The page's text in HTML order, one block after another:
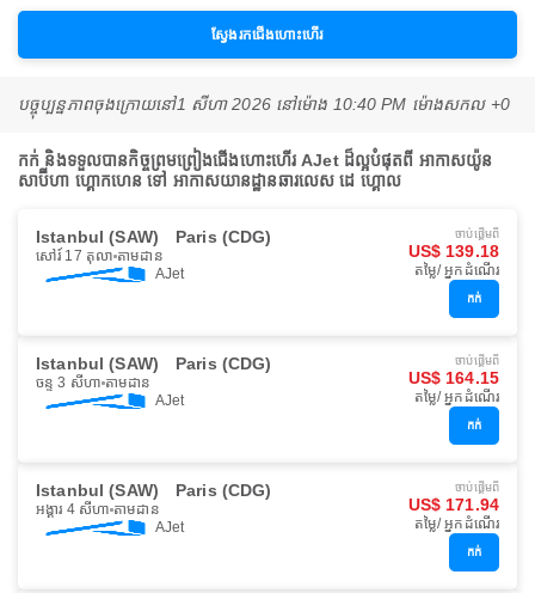
ស្វែងរកជើងហោះហើរ
បច្ចុប្បន្នភាពចុងក្រោយនៅ1 សីហា 2026 នៅ​ម៉ោង 10:40 PM ម៉ោង​សកល +0
កក់ និងទទួលបានកិច្ចព្រមព្រៀងជើងហោះហើរ AJet ដ៏ល្អបំផុតពី អាកាសយ៉ូន
សាប៊ីហា ហ្គោកហេន ទៅ អាកាសយានដ្ឋានឆារលេស ដេ ហ្គោល
Istanbul (SAW) Paris (CDG)
សៅរ៍ 17 តុលា តាមដាន
AJet
ចាប់ផ្ដើមពី
US$ 139.18
តម្លៃ/ អ្នកដំណើរ
កក់
Istanbul (SAW) Paris (CDG)
ចន្ទ 3 សីហា តាមដាន
AJet
ចាប់ផ្ដើមពី
US$ 164.15
តម្លៃ/ អ្នកដំណើរ
កក់
Istanbul (SAW) Paris (CDG)
អង្គារ 4 សីហា តាមដាន
AJet
ចាប់ផ្ដើមពី
US$ 171.94
តម្លៃ/ អ្នកដំណើរ
កក់